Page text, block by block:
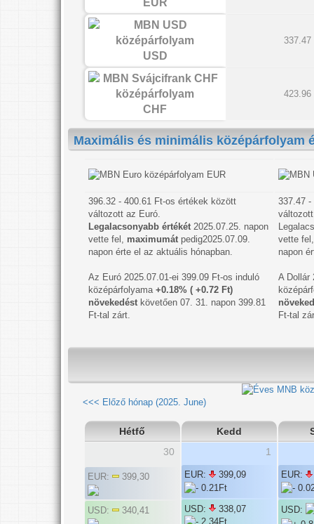
USD
337.47
CHF
423.96
Maximális és minimális középárfolyam
EUR
396.32 - 400.61 Ft-os értékek között
változott az Euró.
Legalacsonyabb értékét2025.07.25. napon
vette fel, maximumátpedig2025.07.09.
napon érte el az aktuális hónapban.
Az Euró 2025.07.01-ei 399.09 Ft-os induló
középárfolyama +0.18% ( +0.72 Ft)
növekedéstkövetően 07. 31. napon 399.81
Ft-tal zárt.
337.47
vette
napon
A Dollár
Ft-tal
<<< Előző hónap (2025. June)
Hétfő Kedd
30
EUR: 399,30
USD: 340,41
1
EUR: 399,09
USD: 338,07
EUR:
USD: